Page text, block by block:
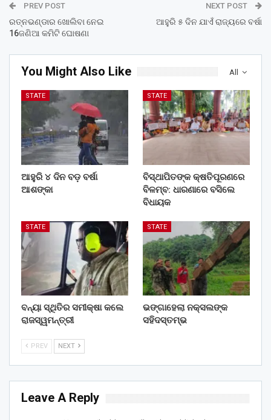
PREV POST
ରତ୍ନଭଣ୍ଡାର ଖୋଲିବା ନେଇ
16ଜଣିଆ କମିଟି ଘୋଷଣା
NEXT POST
ଆହୁରି ୫ ଦିନ ଯାଏଁ ରାଜ୍ୟରେ ବର୍ଷା
All
You Might Also Like
STATE
ଆହୁରି ୪ ଦିନ ବଡ଼ ବର୍ଷା
ଆଶଙ୍କା
STATE
ବିସ୍ଥାପିତଙ୍କ କ୍ଷତିପୂରଣରେ
ବିଳମ୍ବ: ଧାରଣାରେ ବସିଲେ
ବିଧାୟକ
STATE
ବନ୍ୟା ସ୍ଥିତିର ସମୀକ୍ଷା କଲେ
ରାଜସ୍ୱମନ୍ତ୍ରୀ
STATE
ଭଙ୍ଗାହେଲା ନକ୍ସଲଙ୍କ
ସହିଦସ୍ତମ୍ଭ
PREV NEXT
Leave A Reply